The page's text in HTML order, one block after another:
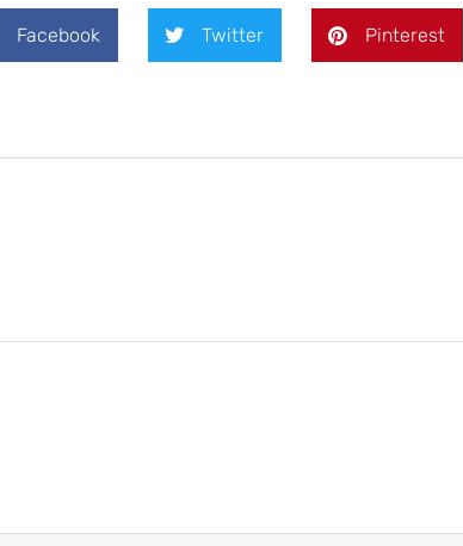
Facebook Twitter Pinterest